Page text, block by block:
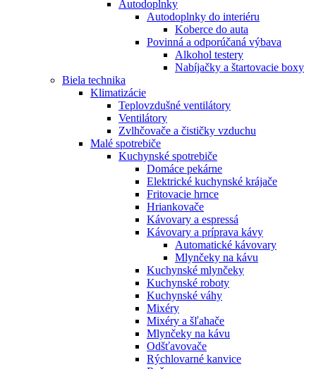
Autodoplnky
Autodoplnky do interiéru
Koberce do auta
Povinná a odporúčaná výbava
Alkohol testery
Nabíjačky a štartovacie boxy
Biela technika
Klimatizácie
Teplovzdušné ventilátory
Ventilátory
Zvlhčovače a čističky vzduchu
Malé spotrebiče
Kuchynské spotrebiče
Domáce pekárne
Elektrické kuchynské krájače
Fritovacie hrnce
Hriankovače
Kávovary a espressá
Kávovary a príprava kávy
Automatické kávovary
Mlynčeky na kávu
Kuchynské mlynčeky
Kuchynské roboty
Kuchynské váhy
Mixéry
Mixéry a šľahače
Mlynčeky na kávu
Odšťavovače
Rýchlovarné kanvice